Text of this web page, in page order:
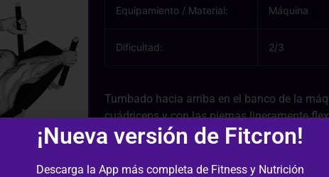
Equipamiento / Material: Máquina
Dificultad: 2/3
Tumbado hacia arriba en el banco de la
cuádriceps y con las piernas ligeramente
del torso levantando las piernas mediante
¡Nueva versión de Fitcron!
Descarga la App más completa de Fitness y Nutrición